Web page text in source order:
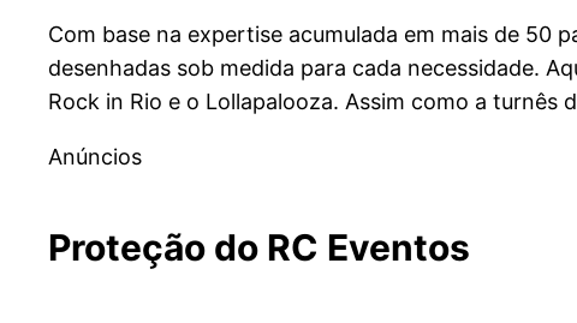
Com base na expertise acumulada em mais de 50
desenhadas sob medida para cada necessidade.
Rock in Rio e o Lollapalooza. Assim como a
Anúncios
Proteção do RC Eventos